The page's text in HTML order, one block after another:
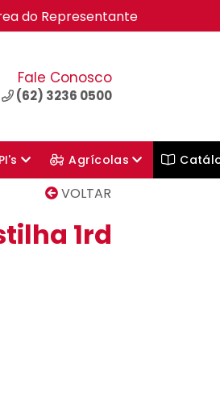
do Representante
Fale Conosco
(62) 3236 0500
Agrícolas
VOLTAR
1rd